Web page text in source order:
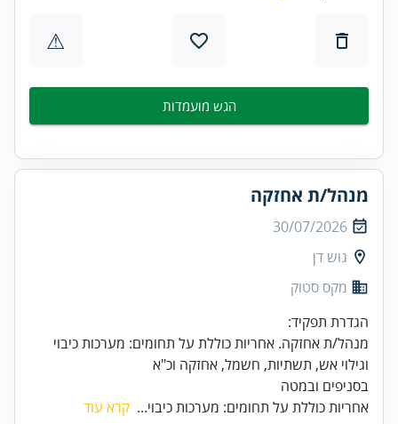
⚠
הגש מועמדות
מנהל/ת אחזקה
30/07/2026
גוש דן
מקס סטוק
מנהל/ת אחזקה. אחריות כוללת על תחומים: מערכות כיבוי
בסניפים ובמטה
אחריות כוללת על תחומים: מערכות כיבוי... קרא עוד